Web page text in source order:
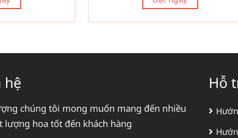
hệ
chúng tôi mong muốn mang đến nhiều
lượng hoa tốt đến khách hàng
Hỗ